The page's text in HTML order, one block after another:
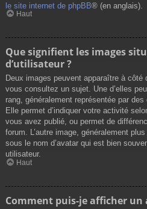
le site internet de phpBB® (en anglais).
Haut
Que signifient les images
d’utilisateur ?
Deux images peuvent apparaître à côté
vous consultez un sujet. Une d’elles
rang, généralement représentée par
Elle permet d’indiquer votre activité
vous avez publié, ou permet de
forum. L’autre image, généralement
sous le nom d’avatar qui est bien
utilisateur.
Haut
Comment puis-je afficher un